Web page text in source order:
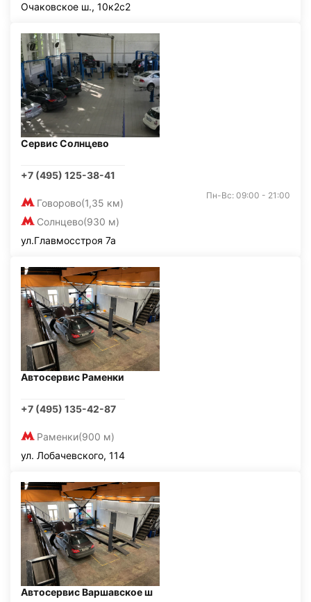
Очаковское ш., 10к2с2
Сервис Солнцево
+7 (495) 125-38-41
Говорово(1,35 км)
Солнцево(930 м)
Пн-Вс: 09:00 - 21:00
ул.Главмосстроя 7а
Автосервис Раменки
+7 (495) 135-42-87
Раменки(900 м)
ул. Лобачевского, 114
Автосервис Варшавское ш